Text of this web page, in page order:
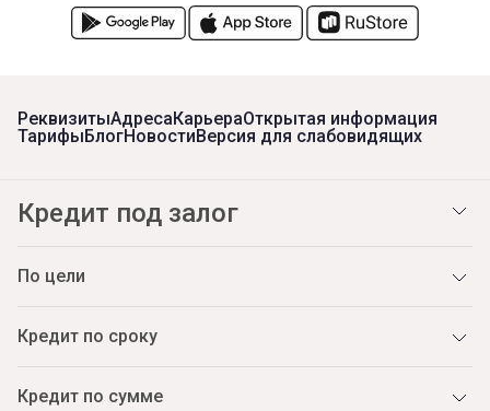
РеквизитыАдресаКарьераОткрытая информация
ТарифыБлогНовостиВерсия для слабовидящих
Кредит под залог
По цели
Кредит по сроку
Кредит по сумме